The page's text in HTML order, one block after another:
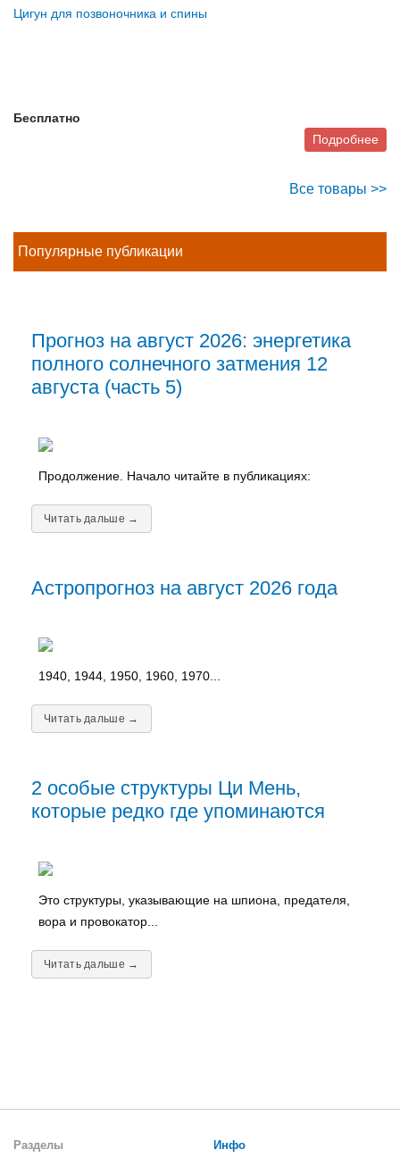
Цигун для позвоночника и спины
Бесплатно
Подробнее
Все товары >>
Популярные публикации
Прогноз на август 2026: энергетика
полного солнечного затмения 12
августа (часть 5)
Продолжение. Начало читайте в публикациях:
Читать дальше →
Астропрогноз на август 2026 года
1940, 1944, 1950, 1960, 1970...
Читать дальше →
2 особые структуры Ци Мень,
которые редко где упоминаются
Это структуры, указывающие на шпиона, предателя,
вора и провокатор...
Читать дальше →
Разделы Инфо